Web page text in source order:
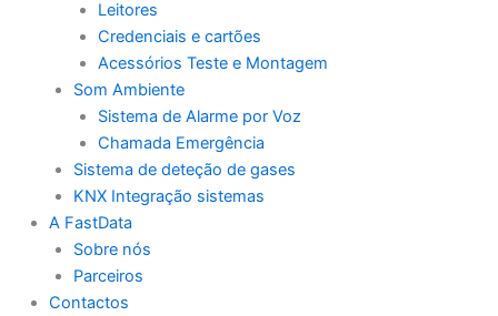
Leitores
Credenciais e cartões
Acessórios Teste e Montagem
Som Ambiente
Sistema de Alarme por Voz
Chamada Emergência
Sistema de deteção de gases
KNX Integração sistemas
A FastData
Sobre nós
Parceiros
Contactos